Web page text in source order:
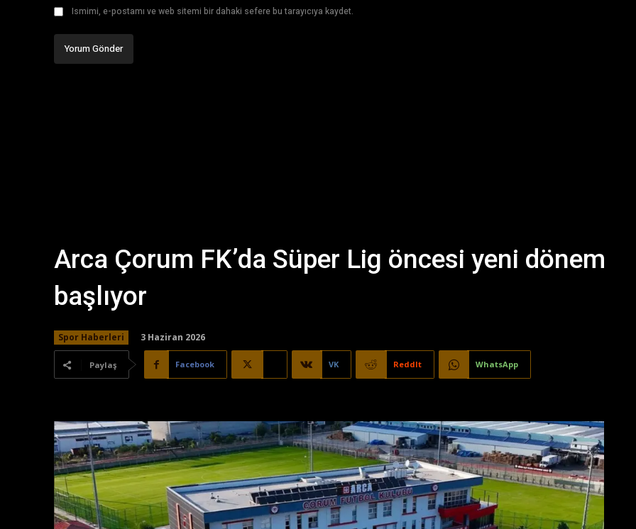
Ismimi, e-postamı ve web sitemi bir dahaki sefere bu tarayıcıya kaydet.